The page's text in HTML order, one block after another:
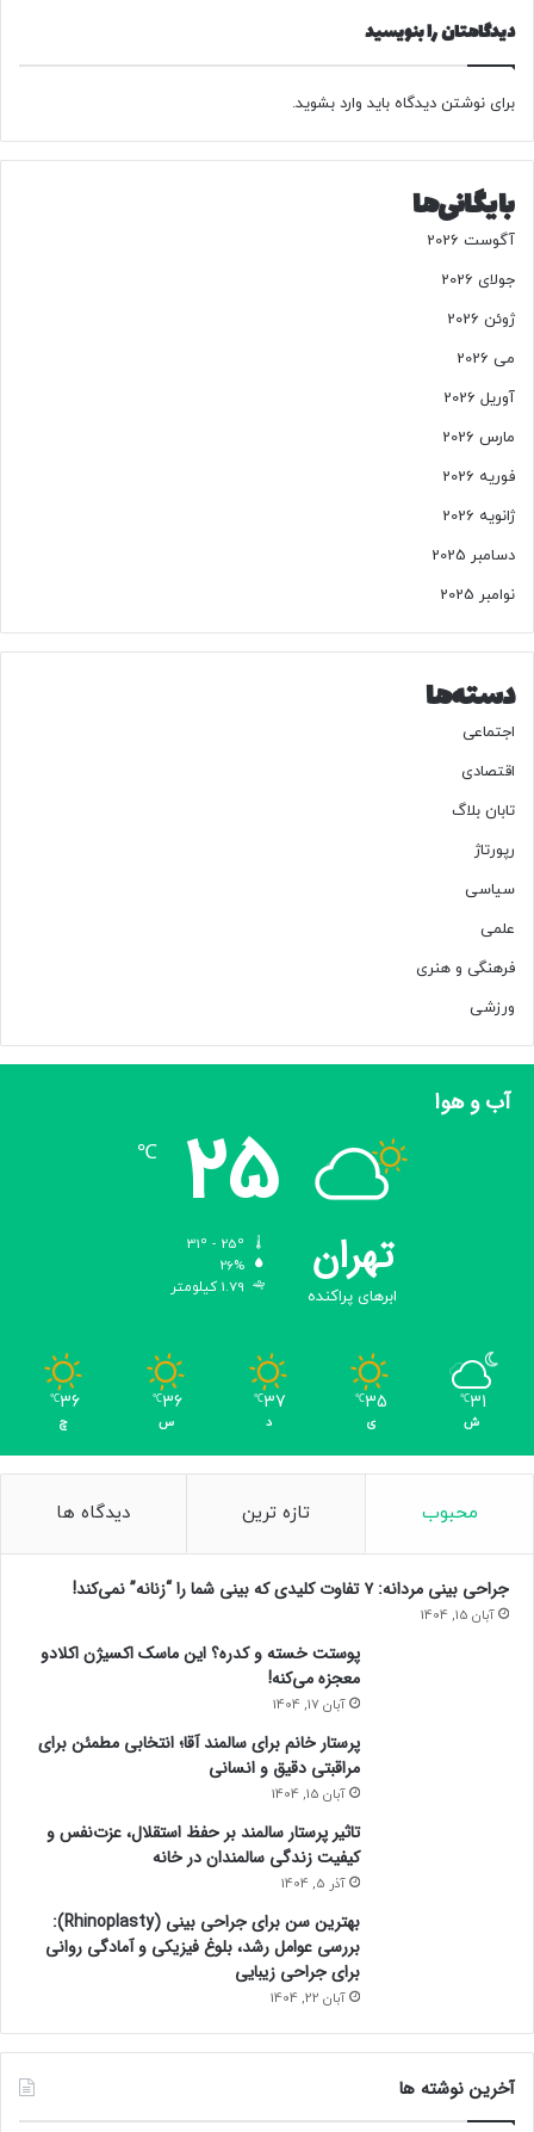
ا
+
ع
دیدگاهتان را بنویسید
برای نوشتن دیدگاه باید وارد بشوید.
بایگانی‌ها
آگوست 2026
جولای 2026
ژوئن 2026
می 2026
آوریل 2026
مارس 2026
فوریه 2026
ژانویه 2026
دسامبر 2025
نوامبر 2025
دسته‌ها
اجتماعی
اقتصادی
تابان بلاگ
رپورتاژ
سیاسی
علمی
فرهنگی و هنری
ورزشی
آب و هوا
تهران
ابرهای پراکنده
25
℃
26%
1.79 کیلومتر
31
℃
ش
35
℃
ی
37
℃
د
36
℃
س
36
℃
چ
محبوب تازه ترین دیدگاه ها
جراحی بینی مردانه: ۷ تفاوت کلیدی که بینی شما را “زنانه” نمی‌کند!
آبان 15, 1404
پوستت خسته و کدره؟ این ماسک اکسیژن اکلادو
معجزه می‌کنه!
آبان 17, 1404
پرستار خانم برای سالمند آقا؛ انتخابی مطمئن برای
مراقبتی دقیق و انسانی
آبان 15, 1404
تاثیر پرستار سالمند بر حفظ استقلال، عزت‌نفس و
کیفیت زندگی سالمندان در خانه
آذر 5, 1404
بهترین سن برای جراحی بینی (Rhinoplasty):
بررسی عوامل رشد، بلوغ فیزیکی و آمادگی روانی
برای جراحی زیبایی
آبان 22, 1404
آخرین نوشته ها